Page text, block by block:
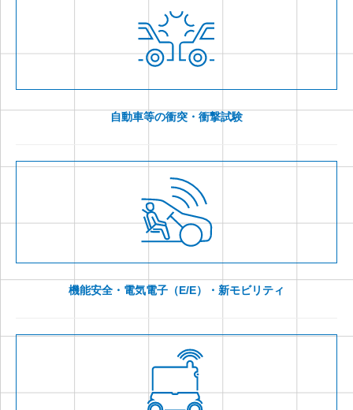
自動車等の衝突・衝撃試験
機能安全・電気電子（E/E）・新モビリティ